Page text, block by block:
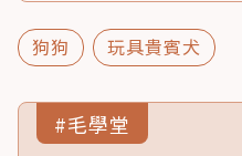
狗狗 玩具貴賓犬
#毛學堂